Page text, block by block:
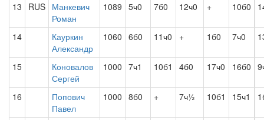
13 RUS Манкевич
Роман
1089 5ч0 7б0 12ч0 + 10б0
14
Кауркин
Александр
1060 6б0 11ч0 + 1б0 7ч0
15
Коновалов
Сергей
1000 7ч1 10б1 4б0 17ч0 16б0
16
Попович
Павел
1000 8б0 + 7ч½ 10б1 15ч1